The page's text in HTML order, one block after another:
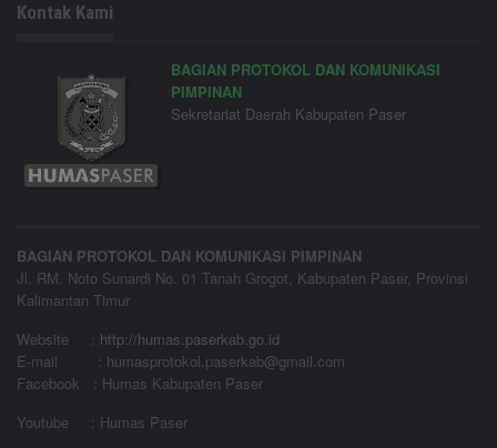
Kontak Kami
BAGIAN PROTOKOL DAN KOMUNIKASI
PIMPINAN
Sekretariat Daerah Kabupaten Paser
BAGIAN PROTOKOL DAN KOMUNIKASI PIMPINAN
Jl. RM. Noto Sunardi No. 01 Tanah Grogot, Kabupaten Paser, Provinsi
Kalimantan Timur
Website
: http://humas.paserkab.go.id
E-mail : humasprotokol.paserkab@gmail.com
Facebook : Humas Kabupaten Paser
Youtube : Humas Paser